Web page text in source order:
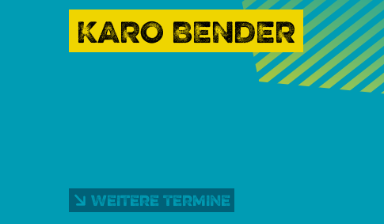
KARO BENDER
Weitere Termine